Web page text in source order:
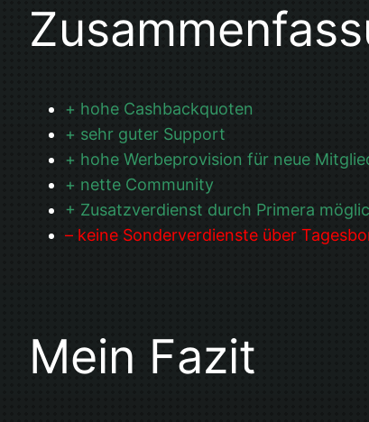
+ hohe Cashbackquoten
+ sehr guter Support
+ hohe Werbeprovision für neue
+ nette Community
+ Zusatzverdienst durch Primera
– keine Sonderverdienste über
Mein Fazit